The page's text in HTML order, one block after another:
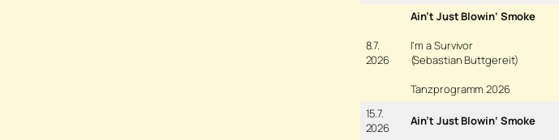
8.7.
2026
Ain’t Just Blowin‘ Smoke
I’m a Survivor
(Sebastian Buttgereit)
Tanzprogramm 2026
15.7.
2026
Ain’t Just Blowin‘ Smoke